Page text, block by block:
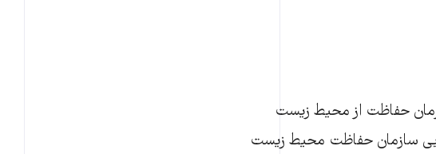
حفاظت از محیط زیست
سازمان حفاظت محیط زیست